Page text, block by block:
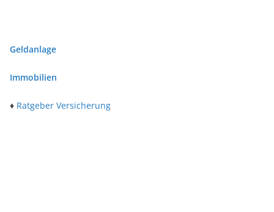
Geldanlage
Immobilien
♦ Ratgeber Versicherung